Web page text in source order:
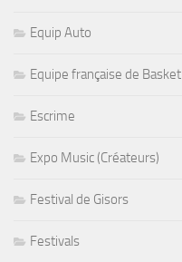
Equip Auto
Equipe française de Basket
Escrime
Expo Music (Créateurs)
Festival de Gisors
Festivals